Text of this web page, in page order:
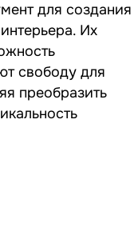
для создания
Их
свободу для
преобразить